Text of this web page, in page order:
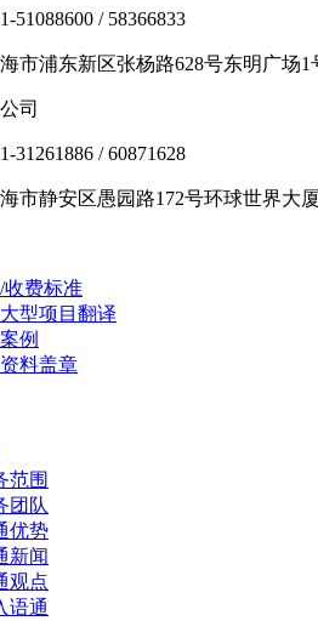
51088600 / 58366833
海市浦东新区张杨路628号东明广场1
司
31261886 /60871628
海市静安区愚园路172号环球世界大
收费标准
型项目翻译
例
料盖章
范围
团队
优势
新闻
观点
语通